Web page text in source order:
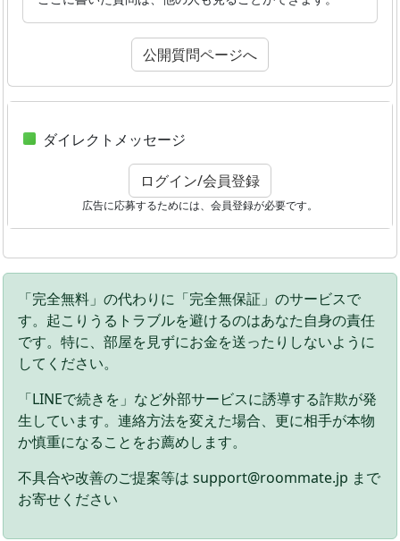
公開質問ページへ
ダイレクトメッセージ
ログイン/会員登録
広告に応募するためには、会員登録が必要です。
「完全無料」の代わりに「完全無保証」のサービスで
す。起こりうるトラブルを避けるのはあなた自身の責任
です。特に、部屋を見ずにお金を送ったりしないように
してください。
「LINEで続きを」など外部サービスに誘導する詐欺が発
生しています。連絡方法を変えた場合、更に相手が本物
か慎重になることをお薦めします。
不具合や改善のご提案等は support@roommate.jp まで
お寄せください